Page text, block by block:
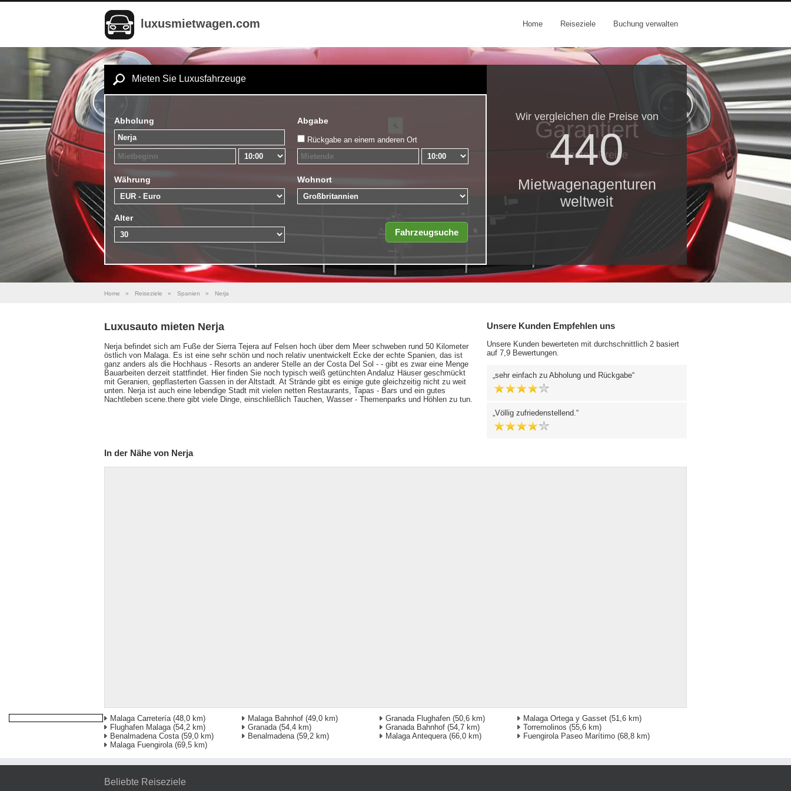
luxusmietwagen.com Home Reiseziele Buchung verwalten
Mieten Sie Luxusfahrzeuge
Abholung Abgabe
Rückgabe an einem anderen Ort
Währung Wohnort
Alter
Wir vergleichen die Preise von
440
Mietwagenagenturen
weltweit
Garantiert
die besten Preise
Home » Reiseziele » Spanien » Nerja
Luxusauto mieten Nerja
Nerja befindet sich am Fuße der Sierra Tejera auf Felsen hoch über dem Meer schweben rund 50 Kilometer
östlich von Malaga. Es ist eine sehr schön und noch relativ unentwickelt Ecke der echte Spanien, das ist
ganz anders als die Hochhaus - Resorts an anderer Stelle an der Costa Del Sol - - gibt es zwar eine Menge
Bauarbeiten derzeit stattfindet. Hier finden Sie noch typisch weiß getünchten Andaluz Häuser geschmückt
mit Geranien, gepflasterten Gassen in der Altstadt. At Strände gibt es einige gute gleichzeitig nicht zu weit
unten. Nerja ist auch eine lebendige Stadt mit vielen netten Restaurants, Tapas - Bars und ein gutes
Nachtleben scene.there gibt viele Dinge, einschließlich Tauchen, Wasser - Themenparks und Höhlen zu tun.
Unsere Kunden Empfehlen uns
Unsere Kunden bewerteten mit durchschnittlich 2 basiert
auf 7,9 Bewertungen.
sehr einfach zu Abholung und Rückgabe
Völlig zufriedenstellend.
In der Nähe von Nerja
Malaga Carretería (48,0 km) Malaga Bahnhof (49,0 km) Granada Flughafen (50,6 km) Malaga Ortega y Gasset (51,6 km)
Flughafen Malaga (54,2 km) Granada (54,4 km) Granada Bahnhof (54,7 km) Torremolinos (55,6 km)
Benalmadena Costa (59,0 km) Benalmadena (59,2 km) Malaga Antequera (66,0 km) Fuengirola Paseo Marítimo (68,8 km)
Malaga Fuengirola (69,5 km)
Beliebte Reiseziele